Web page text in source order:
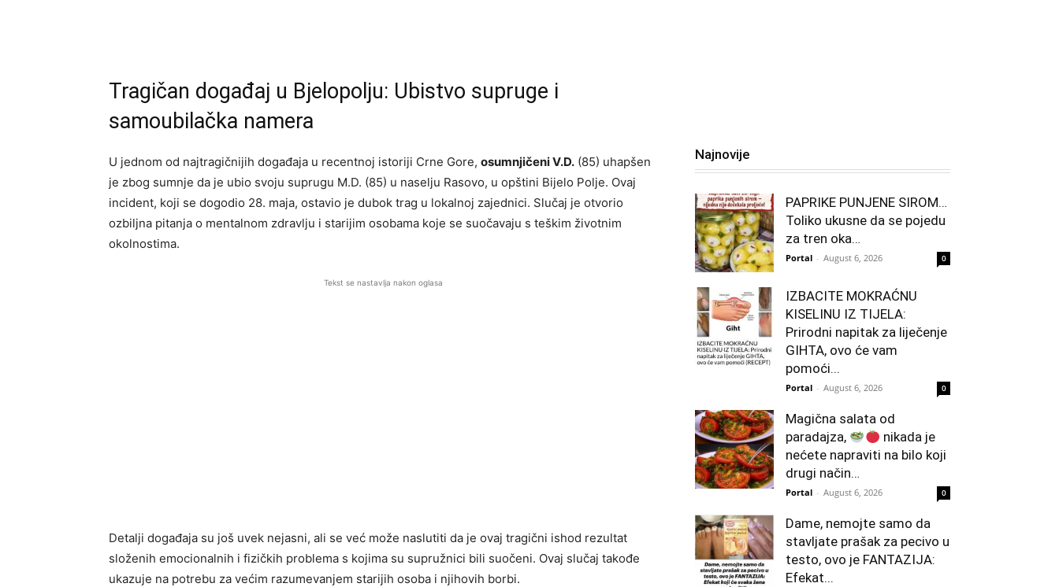
Tragičan događaj u Bjelopolju: Ubistvo supruge i
samoubilačka namera
U jednom od najtragičnijih događaja u recentnoj istoriji Crne Gore, osumnjičeni V.D. (85) uhapšen
je zbog sumnje da je ubio svoju suprugu M.D. (85) u naselju Rasovo, u opštini Bijelo Polje. Ovaj
incident, koji se dogodio 28. maja, ostavio je dubok trag u lokalnoj zajednici. Slučaj je otvorio
ozbiljna pitanja o mentalnom zdravlju i starijim osobama koje se suočavaju s teškim životnim
okolnostima.
Tekst se nastavlja nakon oglasa
Detalji događaja su još uvek nejasni, ali se već može naslutiti da je ovaj tragični ishod rezultat
složenih emocionalnih i fizičkih problema s kojima su supružnici bili suočeni. Ovaj slučaj takođe
ukazuje na potrebu za većim razumevanjem starijih osoba i njihovih borbi.
Najnovije
PAPRIKE PUNJENE SIROM…
Toliko ukusne da se pojedu
za tren oka…
Portal - August 6, 2026 0
IZBACITE MOKRAĆNU
KISELINU IZ TIJELA:
Prirodni napitak za liječenje
GIHTA, ovo će vam
pomoći...
Portal - August 6, 2026 0
Magična salata od
paradajza,
nikada je
nećete napraviti na bilo koji
drugi način…
Portal - August 6, 2026 0
Dame, nemojte samo da
stavljate prašak za pecivo u
testo, ovo je FANTAZIJA:
Efekat...